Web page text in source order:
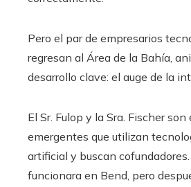
Pero el par de empresarios
regresan al Área de la Bahía,
desarrollo clave: el auge de la
El Sr. Fulop y la Sra. Fischer son
emergentes que utilizan
artificial y buscan
funcionara en Bend, pero